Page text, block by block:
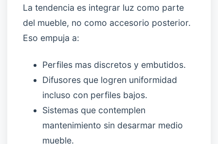
La tendencia es integrar luz como parte
del mueble, no como accesorio posterior.
Eso empuja a:
Perfiles mas discretos y embutidos.
Difusores que logren uniformidad
incluso con perfiles bajos.
Sistemas que contemplen
mantenimiento sin desarmar medio
mueble.